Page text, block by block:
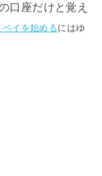
口座だけと覚え
イを始めるにはゆ